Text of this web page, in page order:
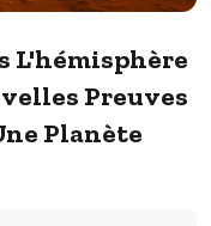
L'hémisphère
Preuves
Planète